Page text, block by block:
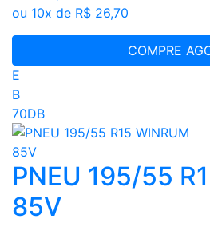
ou 10x de R$ 26,70
COMPRE
E
B
70DB
PNEU 195/55
85V